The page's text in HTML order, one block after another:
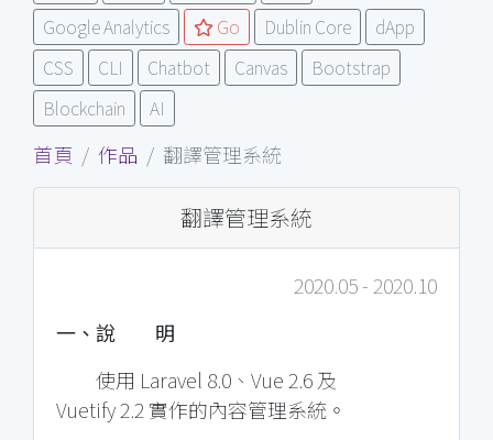
Google Analytics
Go Dublin Core
dApp
CSS
CLI Chatbot Canvas
Bootstrap
Blockchain
AI
首頁 作品 翻譯管理系統
翻譯管理系統
2020.05 - 2020.10
一、說 明
使用 Laravel 8.0、Vue 2.6 及
Vuetify 2.2 實作的內容管理系統。